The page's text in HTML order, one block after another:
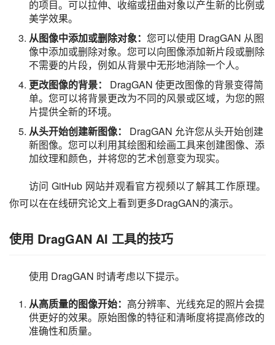
的项目。可以拉伸、收缩或扭曲对象以产生新的比例或
美学效果。
从图像中添加或删除对象： 您可以使用 DragGAN 从图
像中添加或删除对象。您可以向图像添加新片段或删除
不需要的片段，例如从背景中无形地消除一个人。
更改图像的背景：
DragGAN 使更改图像的背景变得简
单。您可以将背景更改为不同的风景或区域，为您的照
片提供全新的环境。
从头开始创建新图像：
DragGAN 允许您从头开始创建
新图像。您可以利用其绘图和绘画工具来创建图像、添
加纹理和颜色，并将您的艺术创意变为现实。
访问 GitHub 网站并观看官方视频以了解其工作原理。
你可以在在线研究论文上看到更多DragGAN的演示。
使用 DragGAN AI 工具的技巧
使用 DragGAN 时请考虑以下提示。
从高质量的图像开始： 高分辨率、光线充足的照片会提
供更好的效果。原始图像的特征和清晰度将提高修改的
准确性和质量。